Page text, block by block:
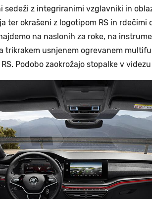
sedeži z integriranimi vzglavniki in
ter okrašeni z logotipom RS in rdečimi
na naslonih za roke, na
trikrakem usnjenem ogrevanem
Podobo zaokrožajo stopalke v